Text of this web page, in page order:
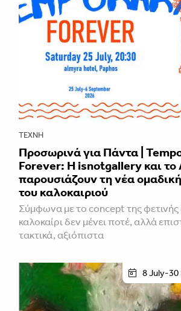
ΤΈΧΝΗ
Προσωρινά για Πάντα |
Forever: Η isnotgallery και το
παρουσιάζουν τη νέα
του καλοκαιριού
Σύμφωνα με το concept της φετινής
καλοκαίρι δεν μένει ποτέ, αλλά
τακτικά, αξιόπιστα
8 July-30